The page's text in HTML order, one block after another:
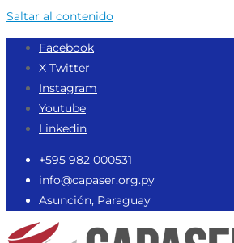
Saltar al contenido
Facebook
X Twitter
Instagram
Youtube
Linkedin
‪+595 982 000531‬
info@capaser.org.py
Asunción, Paraguay